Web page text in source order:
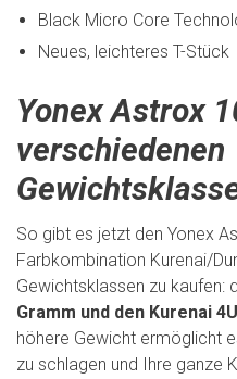
Black Micro Core
Neues, leichteres T-Stück
Yonex Astrox
verschiedenen
So gibt es jetzt den Yonex
Farbkombination Kurenai/
Gewichtsklassen zu kaufen:
Gramm und den Kurenai
höhere Gewicht ermöglicht
zu schlagen und Ihre ganze